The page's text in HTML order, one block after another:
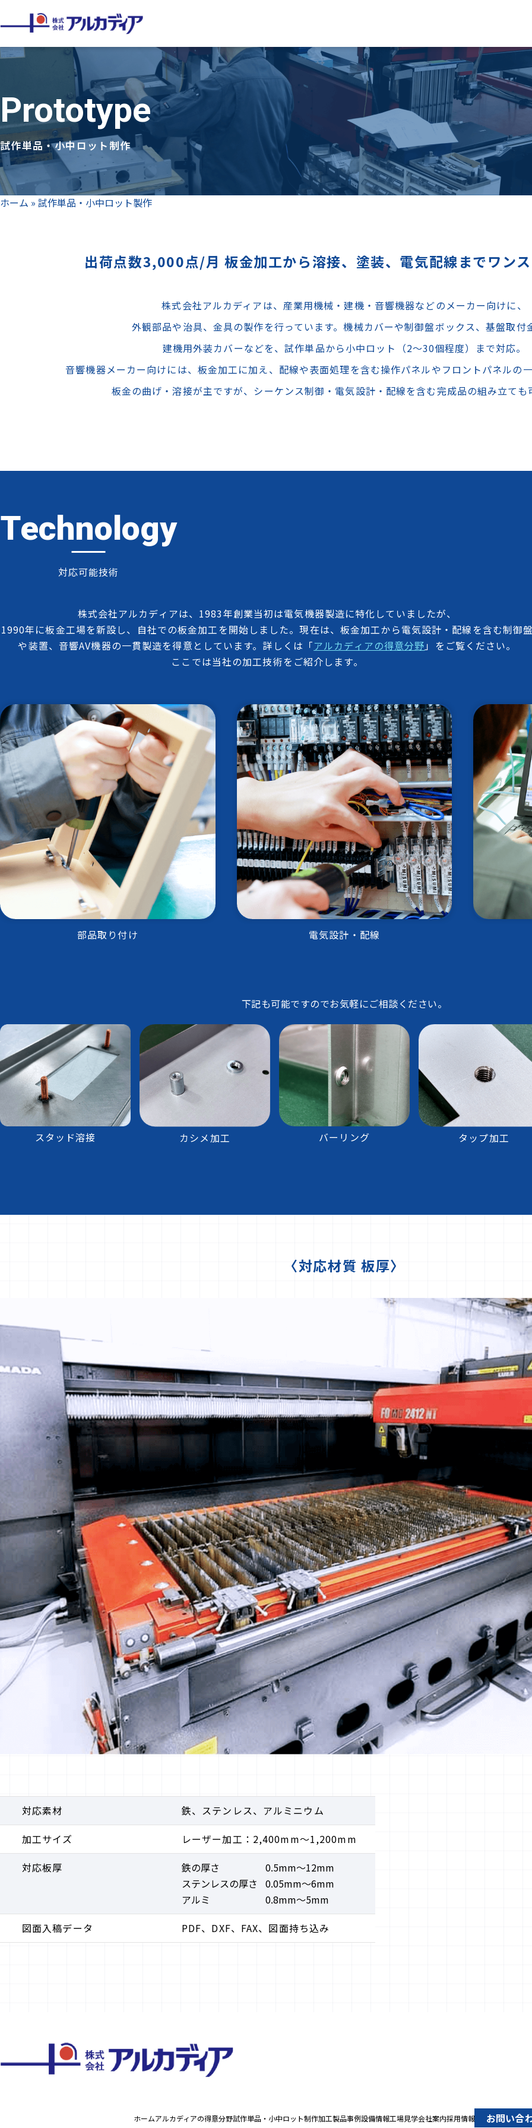
Prototype
試作単品・小中ロット制作
ホーム » 試作単品・小中ロット製作
出荷点数3,000点/月 板金加工から溶接、塗装、電気配線までワン
株式会社アルカディアは、産業用機械・建機・音響機器などのメーカー向けに、
外観部品や治具、金具の製作を行っています。機械カバーや制御盤ボックス、基盤取付
建機用外装カバーなどを、試作単品から小中ロット（2～30個程度）まで対応。
音響機器メーカー向けには、板金加工に加え、配線や表面処理を含む操作パネルやフロントパネルの
板金の曲げ・溶接が主ですが、シーケンス制御・電気設計・配線を含む完成品の組み立ても
Technology
対応可能技術
株式会社アルカディアは、1983年創業当初は電気機器製造に特化していましたが、
1990年に板金工場を新設し、自社での板金加工を開始しました。現在は、板金加工から電気設計・配線を含む制御
や装置、音響AV機器の一貫製造を得意としています。詳しくは「アルカディアの得意分野 」をご覧ください。
ここでは当社の加工技術をご紹介します。
部品取り付け 電気設計・配線
下記も可能ですのでお気軽にご相談ください。
スタッド溶接 カシメ加工 バーリング タップ加工
〈対応材質 板厚〉
対応素材
鉄、ステンレス、アルミニウム
加工サイズ
レーザー加工：2,400mm～1,200mm
対応板厚
鉄の厚さ
0.5mm～12mm
ステンレスの厚さ
0.05mm～6mm
アルミ
0.8mm～5mm
図面入稿データ
PDF、DXF、FAX、図面持ち込み
ホームアルカディアの得意分野試作単品・小中ロット制作加工製品事例設備情報工場見学会社案内採用情報 お問い合